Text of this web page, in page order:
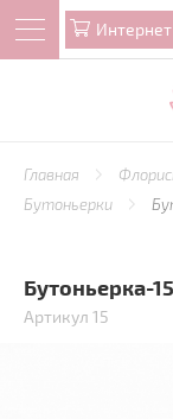
Главная
Бутоньерки
Бутоньерка-15
Артикул 15